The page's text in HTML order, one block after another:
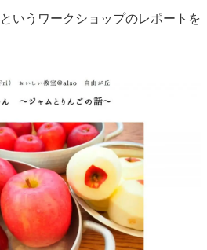
いうワークショップのレポートを